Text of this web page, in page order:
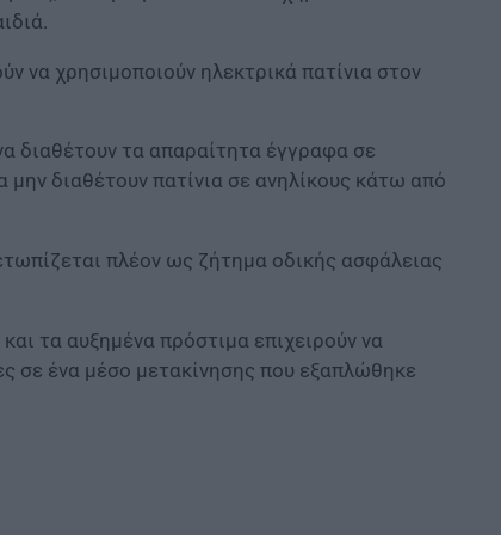
να χρησιμοποιούν ηλεκτρικά πατίνια στον
διαθέτουν τα απαραίτητα έγγραφα σε
διαθέτουν πατίνια σε ανηλίκους κάτω από
πλέον ως ζήτημα οδικής ασφάλειας
τα αυξημένα πρόστιμα επιχειρούν να
σε ένα μέσο μετακίνησης που εξαπλώθηκε